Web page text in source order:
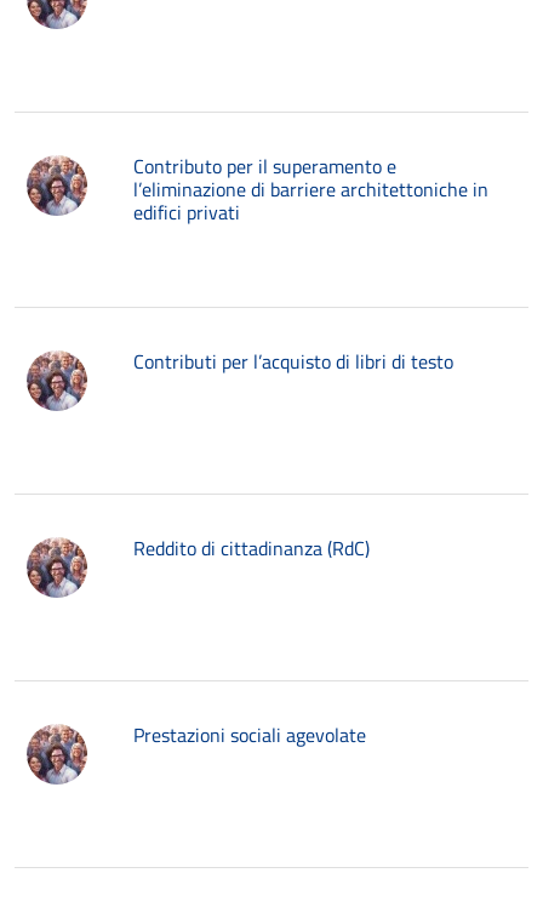
Contributo per il superamento e
l’eliminazione di barriere architettoniche in
edifici privati
Contributi per l’acquisto di libri di testo
Reddito di cittadinanza (RdC)
Prestazioni sociali agevolate